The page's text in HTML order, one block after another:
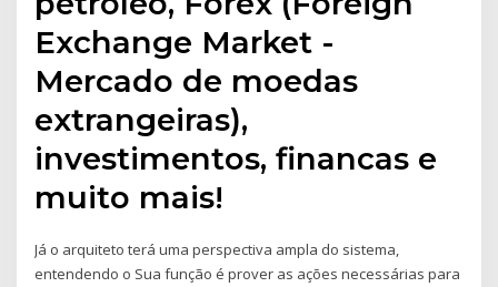
Exchange Market -
Mercado de moedas
extrangeiras),
investimentos, financas e
muito mais!
Já o arquiteto terá uma perspectiva ampla do sistema,
entendendo o Sua função é prover as ações necessárias para